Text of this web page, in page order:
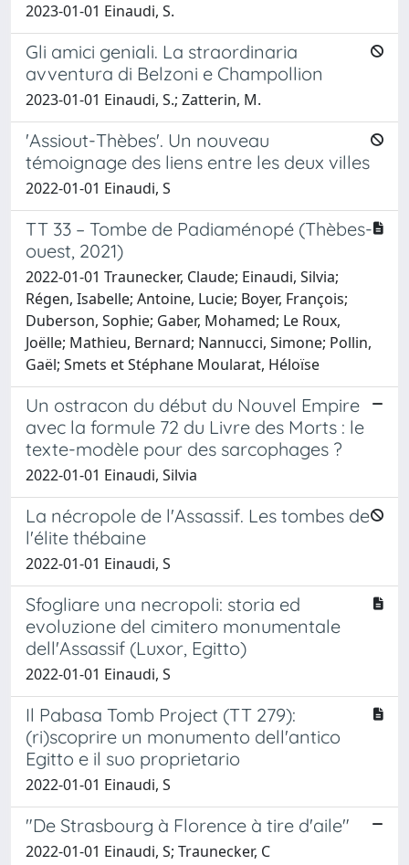
2023-01-01 Einaudi, S.
Gli amici geniali. La straordinaria
avventura di Belzoni e Champollion
2023-01-01 Einaudi, S.; Zatterin, M.
'Assiout-Thèbes'. Un nouveau
témoignage des liens entre les deux villes
2022-01-01 Einaudi, S
TT 33 – Tombe de Padiaménopé (Thèbes-
ouest, 2021)
2022-01-01 Traunecker, Claude; Einaudi, Silvia;
Régen, Isabelle; Antoine, Lucie; Boyer, François;
Duberson, Sophie; Gaber, Mohamed; Le Roux,
Joëlle; Mathieu, Bernard; Nannucci, Simone; Pollin,
Gaël; Smets et Stéphane Moularat, Héloïse
Un ostracon du début du Nouvel Empire
avec la formule 72 du Livre des Morts : le
texte-modèle pour des sarcophages ?
2022-01-01 Einaudi, Silvia
La nécropole de l'Assassif. Les tombes de
l'élite thébaine
2022-01-01 Einaudi, S
Sfogliare una necropoli: storia ed
evoluzione del cimitero monumentale
dell'Assassif (Luxor, Egitto)
2022-01-01 Einaudi, S
Il Pabasa Tomb Project (TT 279):
(ri)scoprire un monumento dell'antico
Egitto e il suo proprietario
2022-01-01 Einaudi, S
"De Strasbourg à Florence à tire d'aile"
2022-01-01 Einaudi, S; Traunecker, C